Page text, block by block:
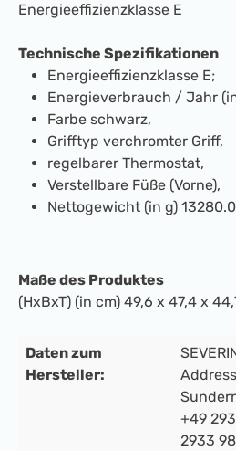
Energieeffizienzklasse E
Technische Spezifikationen
Energieeffizienzklasse E;
Energieverbrauch / Jahr (in
Farbe schwarz,
Grifftyp verchromter Griff,
regelbarer Thermostat,
Verstellbare Füße (Vorne),
Nettogewicht (in g) 13280.0
Maße des Produktes
(HxBxT) (in cm) 49,6 x 47,4 x
Daten zum
Hersteller:
+49
2933